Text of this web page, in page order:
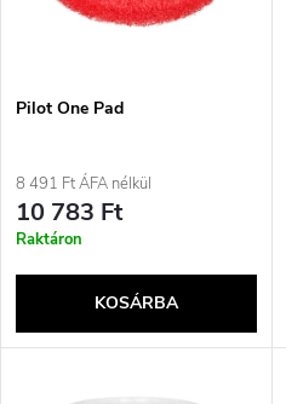
e
k
r
n
é
e
k
l
Pilot One Pad
8 491 Ft ÁFA nélkül
10 783 Ft
Raktáron
KOSÁRBA